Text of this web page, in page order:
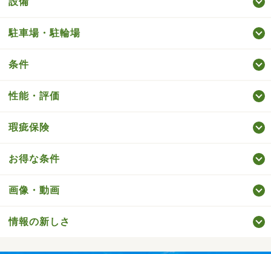
駐車場・駐輪場
条件
性能・評価
瑕疵保険
お得な条件
画像・動画
情報の新しさ